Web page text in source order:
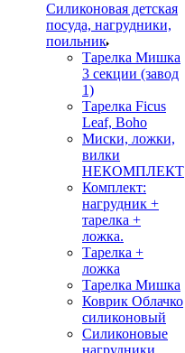
Силиконовая детская
посуда, нагрудники,
поильник
Тарелка Мишка
3 секции (завод
1)
Тарелка Ficus
Leaf, Boho
Миски, ложки,
вилки
НЕКОМПЛЕКТ
Комплект:
нагрудник +
тарелка +
ложка.
Тарелка +
ложка
Тарелка Мишка
Коврик Облачко
силиконовый
Силиконовые
нагрудники